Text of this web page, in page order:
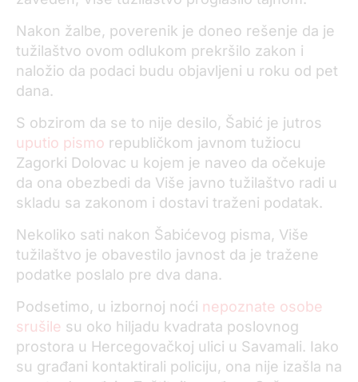
Nakon žalbe, poverenik je doneo rešenje da je
tužilaštvo ovom odlukom prekršilo zakon i
naložio da podaci budu objavljeni u roku od pet
dana.
S obzirom da se to nije desilo, Šabić je jutros
uputio pismo republičkom javnom tužiocu
Zagorki Dolovac u kojem je naveo da očekuje
da ona obezbedi da Više javno tužilaštvo radi u
skladu sa zakonom i dostavi traženi podatak.
Nekoliko sati nakon Šabićevog pisma, Više
tužilaštvo je obavestilo javnost da je tražene
podatke poslalo pre dva dana.
Podsetimo, u izbornoj noći nepoznate osobe
srušile su oko hiljadu kvadrata poslovnog
prostora u Hercegovačkoj ulici u Savamali. Iako
su građani kontaktirali policiju, ona nije izašla na